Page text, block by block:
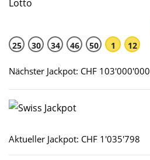
25 30 34 46 50 1 12
Nächster Jackpot: CHF 103'000'000
Aktueller Jackpot: CHF 1'035'798